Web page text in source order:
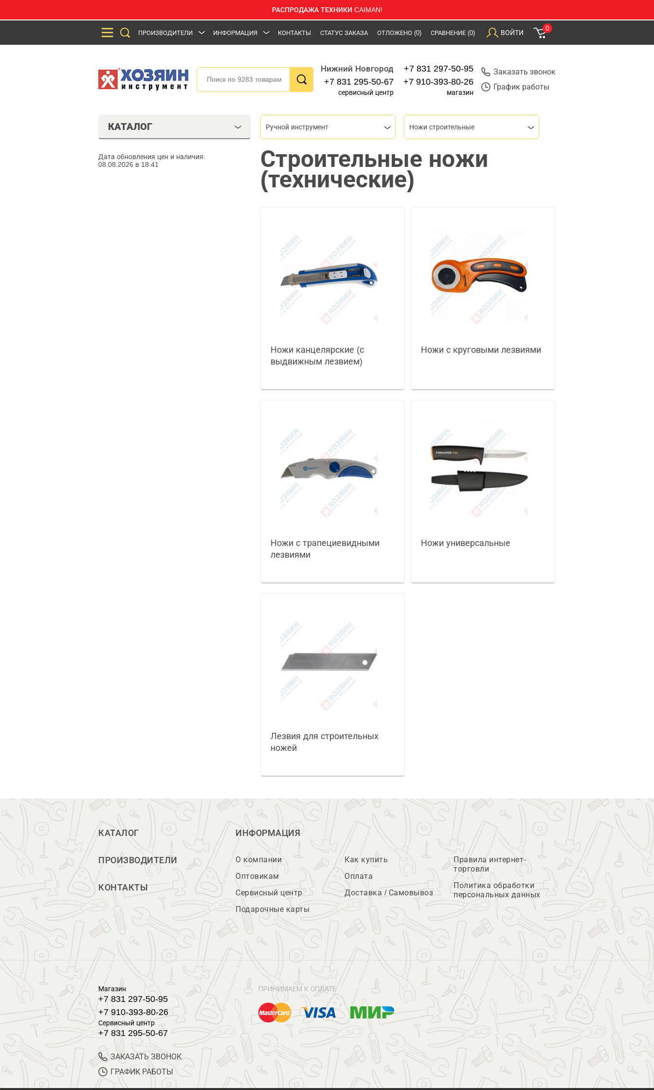
РАСПРОДАЖА ТЕХНИКИ CAIMAN!
ПРОИЗВОДИТЕЛИ ИНФОРМАЦИЯ КОНТАКТЫ СТАТУС ЗАКАЗА ОТЛОЖЕНО (0) СРАВНЕНИЕ (0) ВОЙТИ
0
Нижний Новгород
+7 831 295-50-67
сервисный центр
+7 831 297-50-95
+7 910-393-80-26
магазин
Заказать звонок
График работы
КАТАЛОГ
Дата обновления цен и наличия:
08.08.2026 в 18:41
Ручной инструмент Ножи строительные
Строительные ножи
(технические)
Ножи канцелярские (с
выдвижным лезвием)
Ножи с круговыми лезвиями
Ножи с трапециевидными
лезвиями
Ножи универсальные
Лезвия для строительных
ножей
КАТАЛОГ
ПРОИЗВОДИТЕЛИ
КОНТАКТЫ
ИНФОРМАЦИЯ
О компании
Оптовикам
Сервисный центр
Подарочные карты
Как купить
Оплата
Доставка / Самовывоз
Правила интернет-
торговли
Политика обработки
персональных данных
Магазин
+7 831 297-50-95
+7 910-393-80-26
Сервисный центр
+7 831 295-50-67
ЗАКАЗАТЬ ЗВОНОК
ГРАФИК РАБОТЫ
ПРИНИМАЕМ К ОПЛАТЕ